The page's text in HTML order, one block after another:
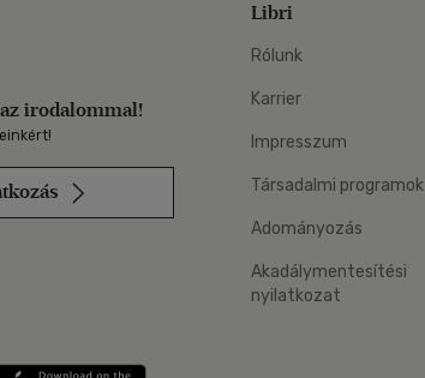
irodalommal!
ona LinkedInen
Libri
Rólunk
Karrier
Impresszum
Társadalmi programok
Adományozás
Akadálymentesítési
nyilatkozat